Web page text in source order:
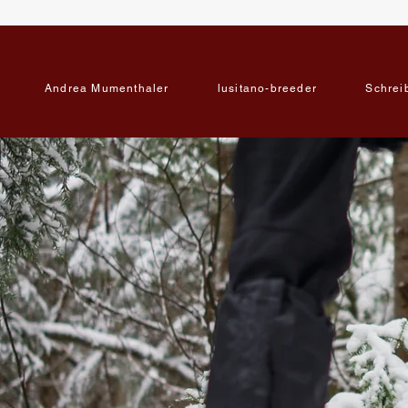
Andrea Mumenthaler lusitano-breeder